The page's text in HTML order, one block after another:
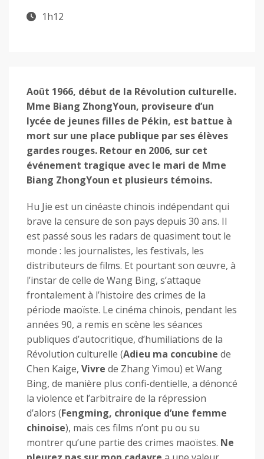
1h12
Août 1966, début de la Révolution culturelle.
Mme Biang ZhongYoun, proviseure d’un
lycée de jeunes filles de Pékin, est battue à
mort sur une place publique par ses élèves
gardes rouges. Retour en 2006, sur cet
événement tragique avec le mari de Mme
Biang ZhongYoun et plusieurs témoins.
Hu Jie est un cinéaste chinois indépendant qui
brave la censure de son pays depuis 30 ans. Il
est passé sous les radars de quasiment tout le
monde : les journalistes, les festivals, les
distributeurs de films. Et pourtant son œuvre, à
l’instar de celle de Wang Bing, s’attaque
frontalement à l’histoire des crimes de la
période maoïste. Le cinéma chinois, pendant les
années 90, a remis en scène les séances
publiques d’autocritique, d’humiliations de la
Révolution culturelle (Adieu ma concubine de
Chen Kaige, Vivre de Zhang Yimou) et Wang
Bing, de manière plus confi-dentielle, a dénoncé
la violence et l’arbitraire de la répression
d’alors (Fengming, chronique d’une femme
chinoise), mais ces films n’ont pu ou su
montrer qu’une partie des crimes maoïstes. Ne